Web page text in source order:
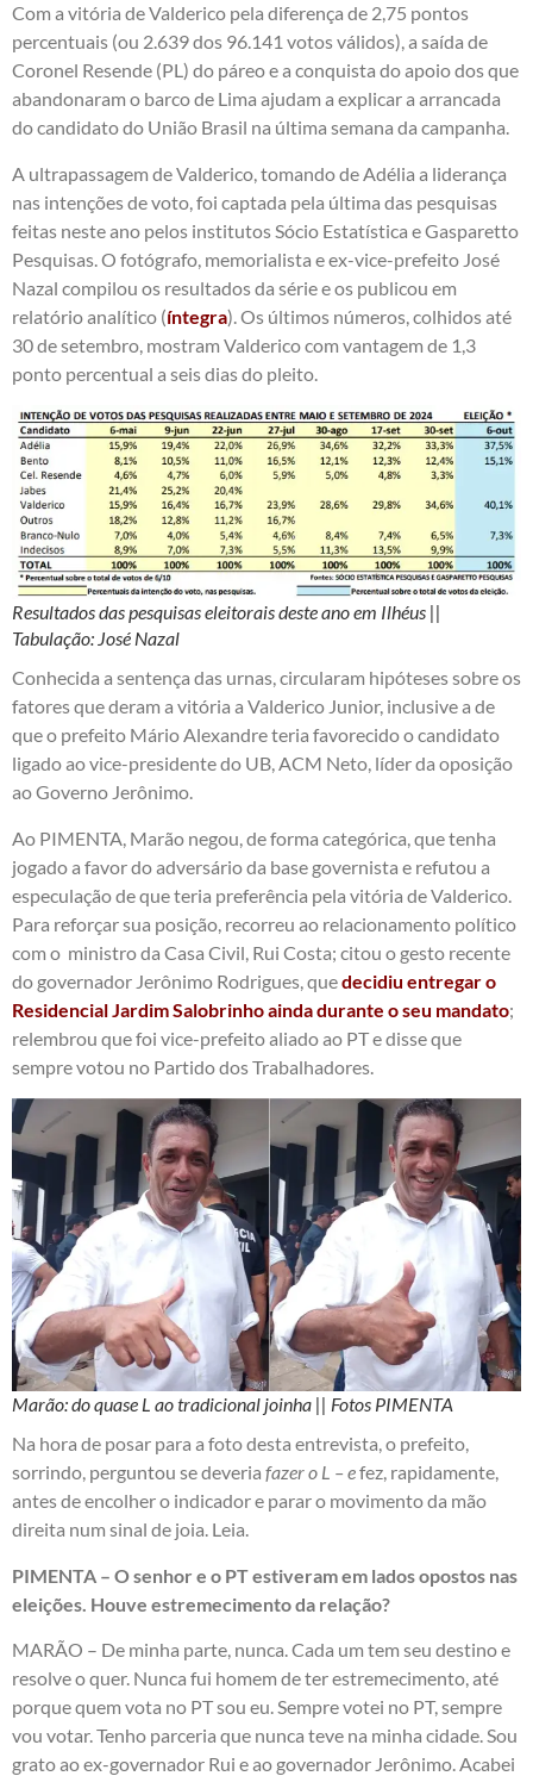
Com a vitória de Valderico pela diferença de 2,75 pontos
percentuais (ou 2.639 dos 96.141 votos válidos), a saída de
Coronel Resende (PL) do páreo e a conquista do apoio dos que
abandonaram o barco de Lima ajudam a explicar a arrancada
do candidato do União Brasil na última semana da campanha.
A ultrapassagem de Valderico, tomando de Adélia a liderança
nas intenções de voto, foi captada pela última das pesquisas
feitas neste ano pelos institutos Sócio Estatística e Gasparetto
Pesquisas. O fotógrafo, memorialista e ex-vice-prefeito José
Nazal compilou os resultados da série e os publicou em
relatório analítico (íntegra). Os últimos números, colhidos até
30 de setembro, mostram Valderico com vantagem de 1,3
ponto percentual a seis dias do pleito.
Resultados das pesquisas eleitorais deste ano em Ilhéus ||
Tabulação: José Nazal
Conhecida a sentença das urnas, circularam hipóteses sobre os
fatores que deram a vitória a Valderico Junior, inclusive a de
que o prefeito Mário Alexandre teria favorecido o candidato
ligado ao vice-presidente do UB, ACM Neto, líder da oposição
ao Governo Jerônimo.
Ao PIMENTA, Marão negou, de forma categórica, que tenha
jogado a favor do adversário da base governista e refutou a
especulação de que teria preferência pela vitória de Valderico.
Para reforçar sua posição, recorreu ao relacionamento político
com o ministro da Casa Civil, Rui Costa; citou o gesto recente
do governador Jerônimo Rodrigues, quedecidiu entregar o
Residencial Jardim Salobrinho ainda durante o seu mandato;
relembrou que foi vice-prefeito aliado ao PT e disse que
sempre votou no Partido dos Trabalhadores.
Marão: do quase L ao tradicional joinha || Fotos PIMENTA
Na hora de posar para a foto desta entrevista, o prefeito,
sorrindo, perguntou se deveria fazer o L – efez, rapidamente,
antes de encolher o indicador e parar o movimento da mão
direita num sinal de joia. Leia.
PIMENTA – O senhor e o PT estiveram em lados opostos nas
eleições. Houve estremecimento da relação?
MARÃO – De minha parte, nunca. Cada um tem seu destino e
resolve o quer. Nunca fui homem de ter estremecimento, até
porque quem vota no PT sou eu. Sempre votei no PT, sempre
vou votar. Tenho parceria que nunca teve na minha cidade. Sou
grato ao ex-governador Rui e ao governador Jerônimo. Acabei